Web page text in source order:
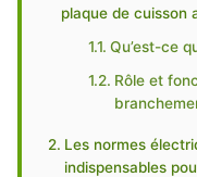
plaque de cuisson
Qu’est-ce
Rôle et
Les normes
indispensables